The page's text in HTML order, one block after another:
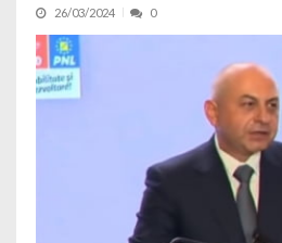
26/03/2024 0